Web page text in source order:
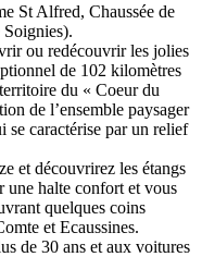
St Alfred, Chaussée de
ou redécouvrir les jolies
de 102 kilomètres
du « Coeur du
de l’ensemble paysager
se caractérise par un relief
et découvrirez les étangs
une halte confort et vous
quelques coins
et Ecaussines.
de 30 ans et aux voitures